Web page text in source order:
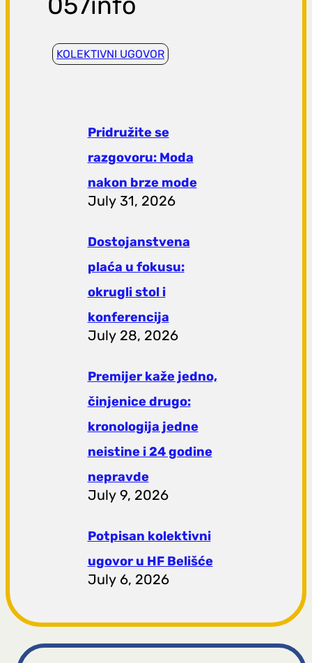
KOLEKTIVNI UGOVOR
Pridružite se
razgovoru: Moda
nakon brze mode
July 31, 2026
Dostojanstvena
plaća u fokusu:
okrugli stol i
konferencija
July 28, 2026
Premijer kaže jedno,
činjenice drugo:
kronologija jedne
neistine i 24 godine
nepravde
July 9, 2026
Potpisan kolektivni
ugovor u HF Belišće
July 6, 2026